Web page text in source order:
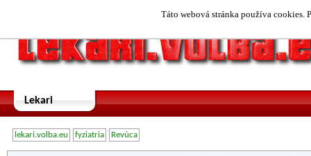
Táto webová stránka používa cookies.
Lekari
lekari.volba.eu fyziatria Revúca